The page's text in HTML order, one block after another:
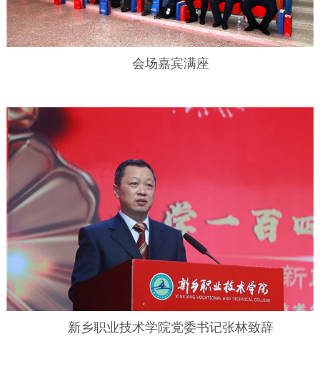
会场嘉宾满座
新乡职业技术学院党委书记张林致辞